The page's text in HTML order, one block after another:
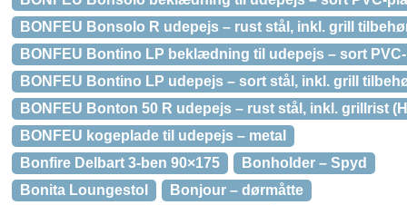
BONFEU Bonsolo R udepejs – rust stål, inkl. grill
BONFEU Bontino LP beklædning til udepejs – sort
BONFEU Bontino LP udepejs – sort stål, inkl. grill
BONFEU Bonton 50 R udepejs – rust stål, inkl. grillrist
BONFEU kogeplade til udepejs – metal
Bonfire Delbart 3-ben 90×175
Bonholder – Spyd
Bonita Loungestol
Bonjour – dørmåtte